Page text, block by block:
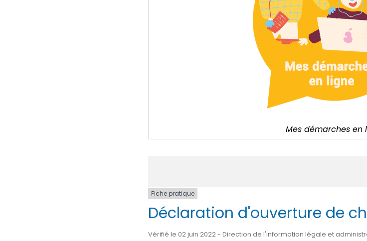
Mes démarches en
Fiche pratique
Déclaration d'ouverture de
Vérifié le 02 juin 2022 - Direction de l'information légale et